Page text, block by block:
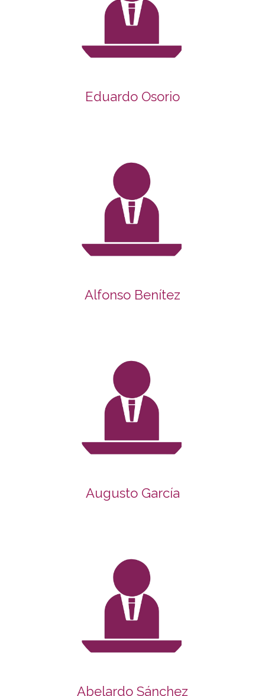
Eduardo Osorio
Alfonso Benítez
Augusto García
Abelardo Sánchez